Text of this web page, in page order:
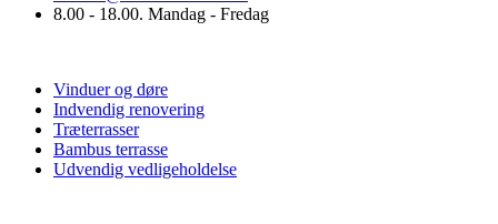
8.00 - 18.00. Mandag - Fredag
Vinduer og døre
Indvendig renovering
Træterrasser
Bambus terrasse
Udvendig vedligeholdelse